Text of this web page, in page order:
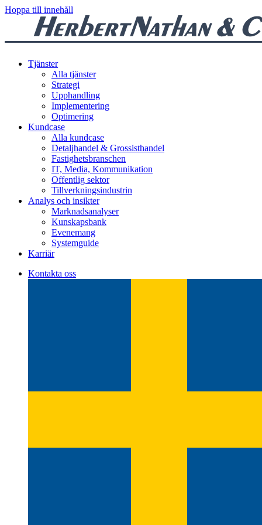
Hoppa till innehåll
Tjänster
Alla tjänster
Strategi
Upphandling
Implementering
Optimering
Kundcase
Alla kundcase
Detaljhandel & Grossisthandel
Fastighetsbranschen
IT, Media, Kommunikation
Offentlig sektor
Tillverkningsindustrin
Analys och insikter
Marknadsanalyser
Kunskapsbank
Evenemang
Systemguide
Karriär
Kontakta oss